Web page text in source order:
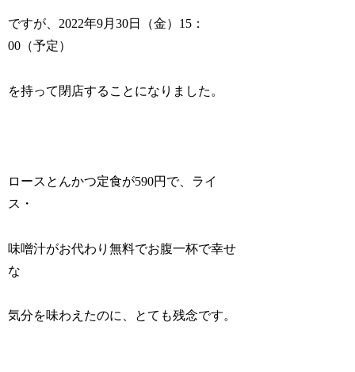
ですが、2022年9月30日（金）15：
00（予定）
を持って閉店することになりました。
ロースとんかつ定食が590円で、ライ
ス・
味噌汁がお代わり無料でお腹一杯で幸せ
な
気分を味わえたのに、とても残念です。